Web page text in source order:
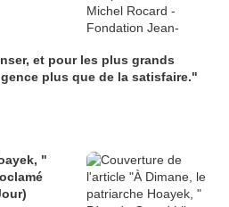
et pour les plus grands
plus que de la satisfaire."
"